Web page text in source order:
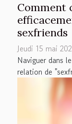
Comment
sexfriends
Jeudi 15 mai
Naviguer dans
relation de